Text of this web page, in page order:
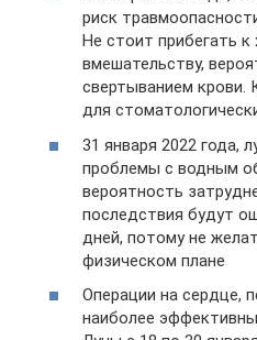
риск
Не стоит прибегать к
вмешательству,
свертыванием крови.
для
31 января 2022 года,
проблемы с водным
вероятность
последствия будут
дней, потому не
физическом плане
Операции на сердце,
наиболее